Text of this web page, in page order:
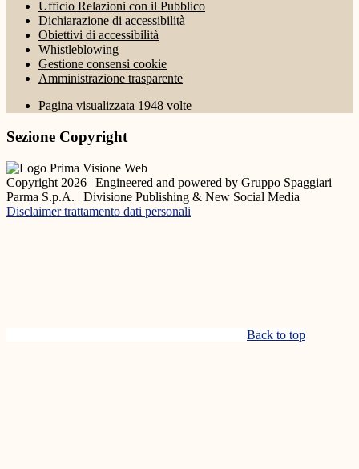
Ufficio Relazioni con il Pubblico
Dichiarazione di accessibilità
Obiettivi di accessibilità
Whistleblowing
Gestione consensi cookie
Amministrazione trasparente
Pagina visualizzata 1948 volte
Sezione Copyright
Copyright 2026 | Engineered and powered by Gruppo Spaggiari
Parma S.p.A. | Divisione Publishing & New Social Media
Disclaimer trattamento dati personali
Back to top